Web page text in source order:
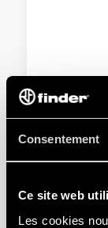
Consentement
Ce site web
Les cookies
TYPE
RELAIS - 2
Fourni
bobine